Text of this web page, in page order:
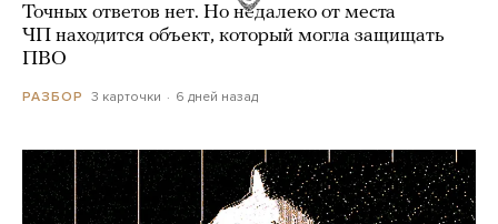
Точных ответов нет. Но недалеко от места
ЧП находится объект, который могла защищать
ПВО
РАЗБОР 3 карточки 6 дней назад